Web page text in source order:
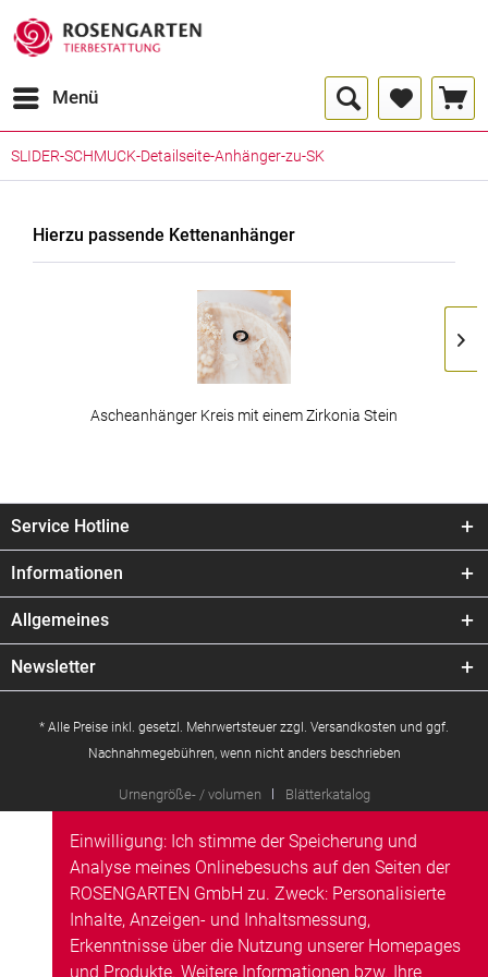
Menü
SLIDER-SCHMUCK-Detailseite-Anhänger-zu-SK
Hierzu passende Kettenanhänger
Ascheanhänger Kreis mit einem Zirkonia Stein
Service Hotline
Informationen
Allgemeines
Newsletter
* Alle Preise inkl. gesetzl. Mehrwertsteuer zzgl. Versandkosten und ggf.
Nachnahmegebühren, wenn nicht anders beschrieben
Urnengröße- / volumen Blätterkatalog
Einwilligung: Ich stimme der Speicherung und
Analyse meines Onlinebesuchs auf den Seiten der
ROSENGARTEN GmbH zu. Zweck: Personalisierte
Inhalte, Anzeigen- und Inhaltsmessung,
Erkenntnisse über die Nutzung unserer Homepages
und Produkte. Weitere Informationen bzw. Ihre